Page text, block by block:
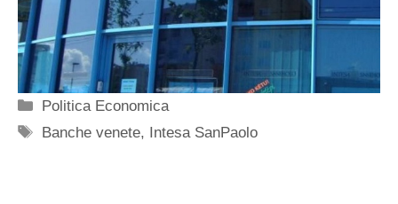
Categorie
Politica Economica
Tag
Banche venete, Intesa SanPaolo